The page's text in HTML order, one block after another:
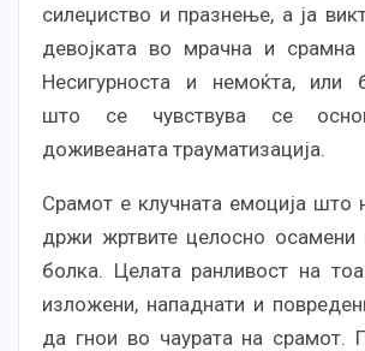
силеџиство и празнење, а ја
девојката во мрачна и срамна
Несигурноста и немоќта, или
што се чувствува се
доживеаната трауматизација.
Срамот е клучната емоција што
држи жртвите целосно осамени
болка. Целата ранливост на
изложени, нападнати и
да гнои во чаурата на срамот.